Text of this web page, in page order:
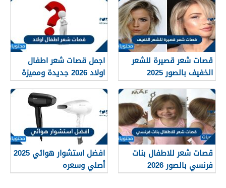
قصات شعر قصيرة للشعر
الخفيف بالصور 2025
اجمل قصات شعر اطفال
اولاد 2026 جديدة ومميزة
قصات شعر للاطفال بنات
فرنسي بالصور 2026
افضل استشوار هوائي 2025
أصلي وسعره